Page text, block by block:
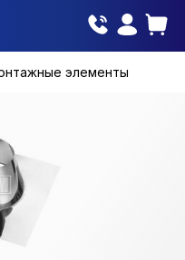
элементы